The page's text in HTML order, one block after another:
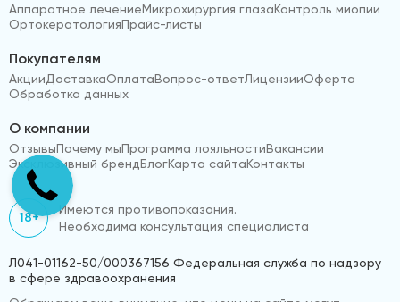
Аппаратное лечениеМикрохирургия глазаКонтроль миопии
ОртокератологияПрайс-листы
Покупателям
АкцииДоставкаОплатаВопрос-ответЛицензииОферта
Обработка данных
О компании
ОтзывыПочему мыПрограмма лояльностиВакансии
Эксклюзивный брендБлогКарта сайтаКонтакты
18+
Имеются противопоказания.
Необходима консультация специалиста
Л041-01162-50/000367156 Федеральная служба по надзору
в сфере здравоохранения